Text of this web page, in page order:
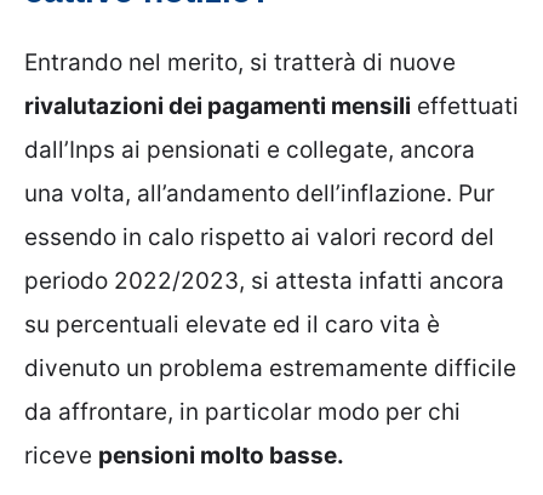
Entrando nel merito, si tratterà di nuove
rivalutazioni dei pagamenti mensili effettuati
dall’Inps ai pensionati e collegate, ancora
una volta, all’andamento dell’inflazione. Pur
essendo in calo rispetto ai valori record del
periodo 2022/2023, si attesta infatti ancora
su percentuali elevate ed il caro vita è
divenuto un problema estremamente difficile
da affrontare, in particolar modo per chi
riceve pensioni molto basse.